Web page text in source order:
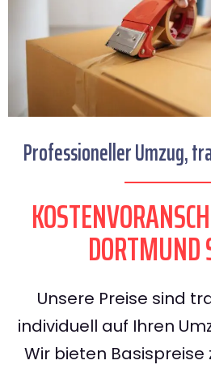
Professioneller Umzug,
Unsere Preise sind
individuell auf Ihren
Wir bieten Basispreise